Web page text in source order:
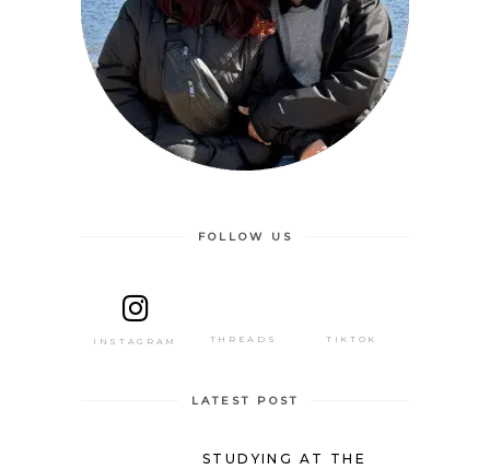
FOLLOW US
INSTAGRAM THREADS TIKTOK
LATEST POST
STUDYING AT THE